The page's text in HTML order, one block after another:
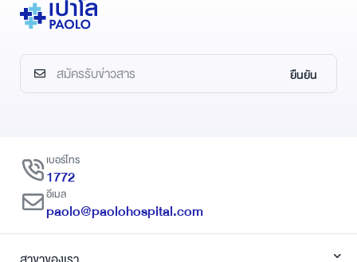
ยืนยัน
เบอร์โทร
1772
อีเมล
paolo@paolohospital.com